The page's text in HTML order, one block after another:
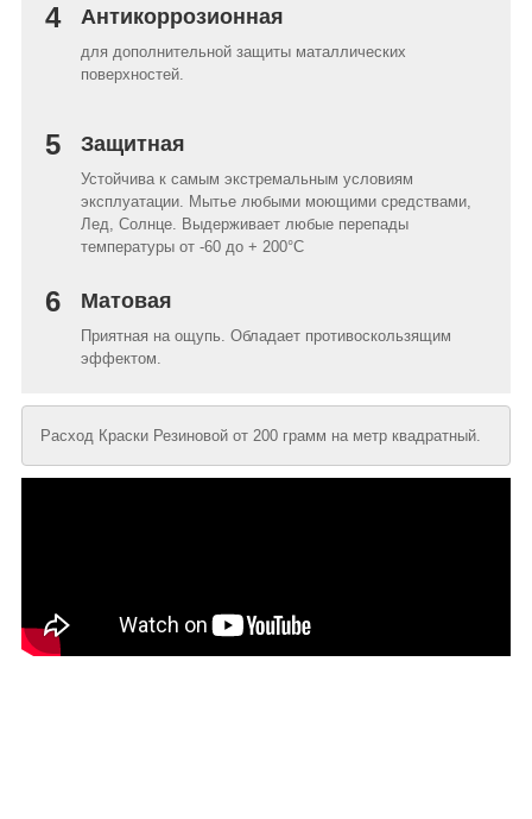
4 Антикоррозионная
для дополнительной защиты маталлических
поверхностей.
5 Защитная
Устойчива к самым экстремальным условиям
эксплуатации. Мытье любыми моющими средствами,
Лед, Солнце. Выдерживает любые перепады
температуры от -60 до + 200°C
6 Матовая
Приятная на ощупь. Обладает противоскользящим
эффектом.
Расход Краски Резиновой от 200 грамм на метр квадратный.